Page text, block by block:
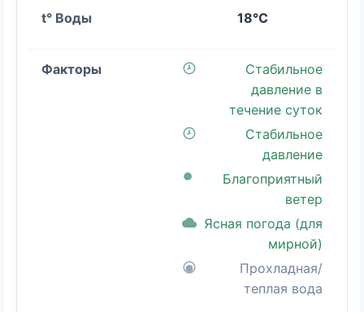
18°C
Стабильное
давление в
течение суток
Стабильное
давление
Благоприятный
ветер
Ясная погода (для
мирной)
Прохладная/
теплая вода